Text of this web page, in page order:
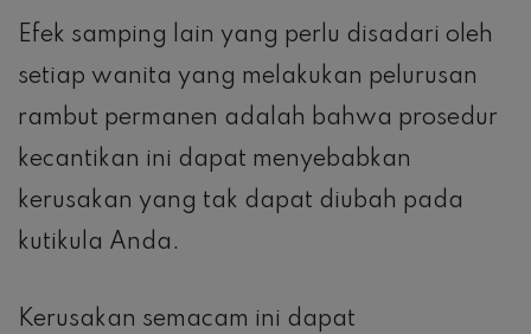
Efek samping lain yang perlu disadari oleh
setiap wanita yang melakukan pelurusan
rambut permanen adalah bahwa prosedur
kecantikan ini dapat menyebabkan
kerusakan yang tak dapat diubah pada
kutikula Anda.
Kerusakan semacam ini dapat